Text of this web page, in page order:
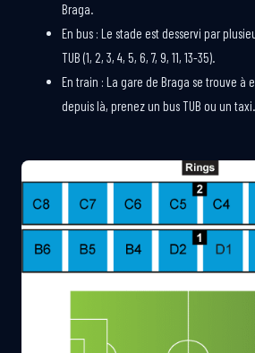
Braga.
En bus : Le stade est desservi par
TUB (1, 2, 3, 4, 5, 6, 7, 9, 11, 13-35).
En train : La gare de Braga se trouve à
depuis là, prenez un bus TUB ou un taxi.